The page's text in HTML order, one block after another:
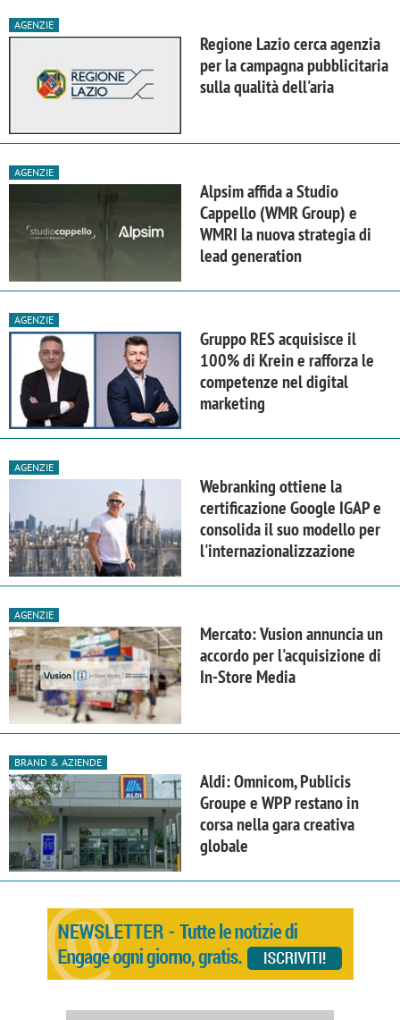
AGENZIE
Regione Lazio cerca agenzia
per la campagna pubblicitaria
sulla qualità dell'aria
AGENZIE
Alpsim affida a Studio
Cappello (WMR Group) e
WMRI la nuova strategia di
lead generation
AGENZIE
Gruppo RES acquisisce il
100% di Krein e rafforza le
competenze nel digital
marketing
AGENZIE
Webranking ottiene la
certificazione Google IGAP e
consolida il suo modello per
l'internazionalizzazione
AGENZIE
Mercato: Vusion annuncia un
accordo per l'acquisizione di
In-Store Media
BRAND & AZIENDE
Aldi: Omnicom, Publicis
Groupe e WPP restano in
corsa nella gara creativa
globale